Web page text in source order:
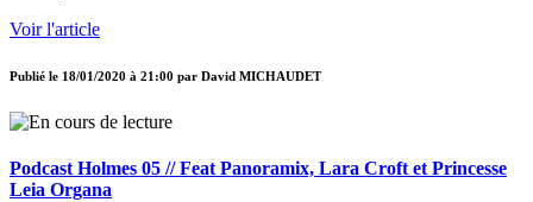
Voir l'article
Publié le 18/01/2020 à 21:00 par David MICHAUDET
Podcast Holmes 05 // Feat Panoramix, Lara Croft et Princesse
Leia Organa